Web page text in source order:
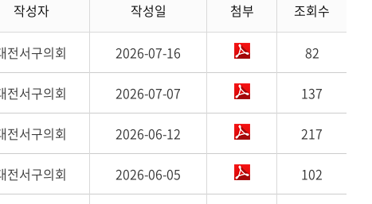
작성자 작성일 첨부 조회수
전서구의회 2026-07-16 82
전서구의회 2026-07-07 137
전서구의회 2026-06-12 217
전서구의회 2026-06-05 102